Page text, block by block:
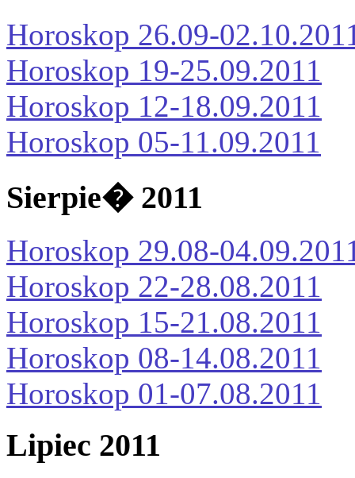
Horoskop 26.09-
Horoskop 19-25.09.2011
Horoskop 12-18.09.2011
Horoskop 05-11.09.2011
Sierpie� 2011
Horoskop 29.08-
Horoskop 22-28.08.2011
Horoskop 15-21.08.2011
Horoskop 08-14.08.2011
Horoskop 01-07.08.2011
Lipiec 2011